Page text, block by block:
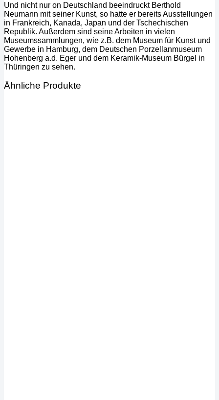
Und nicht nur on Deutschland beeindruckt Berthold
Neumann mit seiner Kunst, so hatte er bereits Ausstellungen
in Frankreich, Kanada, Japan und der Tschechischen
Republik. Außerdem sind seine Arbeiten in vielen
Museumssammlungen, wie z.B. dem Museum für Kunst und
Gewerbe in Hamburg, dem Deutschen Porzellanmuseum
Hohenberg a.d. Eger und dem Keramik-Museum Bürgel in
Thüringen zu sehen.
Ähnliche Produkte